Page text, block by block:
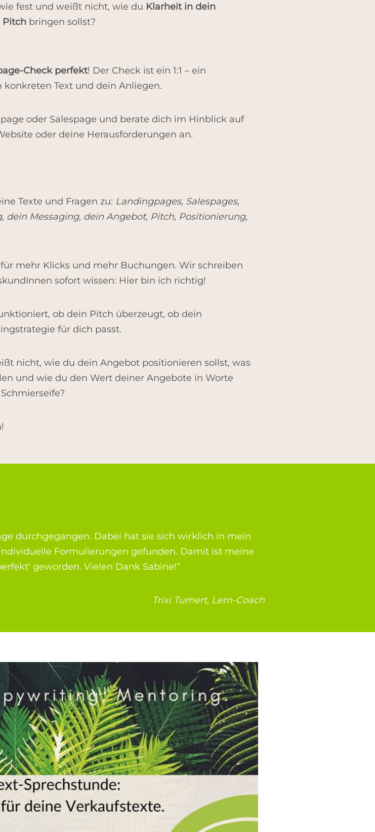
fest und weißt nicht, wie du Klarheit in dein
Pitch bringen sollst?
Check perfekt! Der Check ist ein 1:1 – ein
Text und dein Anliegen.
oder Salespage und berate dich im Hinblick auf
oder deine Herausforderungen an.
Texte und Fragen zu: Landingpages, Salespages,
dein Messaging, dein Angebot, Pitch, Positionierung,
mehr Klicks und mehr Buchungen. Wir schreiben
sofort wissen: Hier bin ich richtig!
ob dein Pitch überzeugt, ob dein
für dich passt.
nicht, wie du dein Angebot positionieren sollst, was
und wie du den Wert deiner Angebote in Worte
durchgegangen. Dabei hat sie sich wirklich in mein
Formulierungen gefunden. Damit ist meine
geworden. Vielen Dank Sabine!“
Trixi Tumert, Lern-Coach